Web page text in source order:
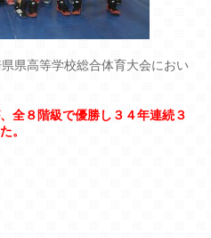
県高等学校総合体育大会におい
全８階級で優勝し３４年連続３
。